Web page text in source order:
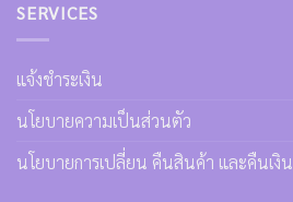
SERVICES
แจ้งชำระเงิน
นโยบายความเป็นส่วนตัว
นโยบายการเปลี่ยน คืนสินค้า และคืนเงิน